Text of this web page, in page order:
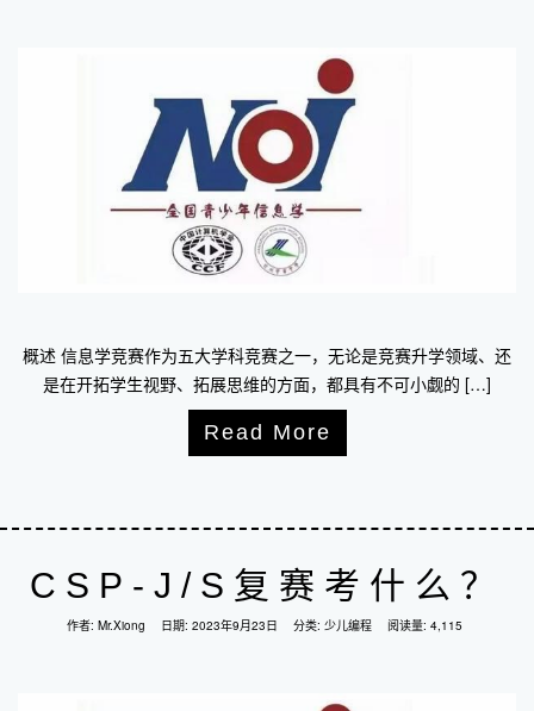
概述 信息学竞赛作为五大学科竞赛之一，无论是竞赛升学领域、还
是在开拓学生视野、拓展思维的方面，都具有不可小觑的 […]
Read More
CSP-J/S复赛考什么？
作者: Mr.Xiong 日期: 2023年9月23日 分类: 少儿编程 阅读量: 4,115